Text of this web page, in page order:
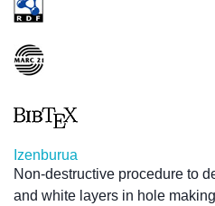
Izenburua
Non-destructive procedure to
and white layers in hole